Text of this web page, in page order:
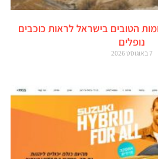
הטובים בישראל לראות כוכבים
נופלים
7 באוגוסט 2026